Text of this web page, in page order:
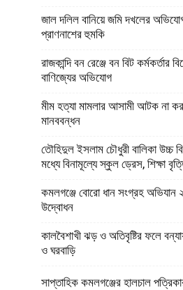
জাল দলিল বানিয়ে জমি দখলের
প্রাণনাশের হুমকি
রাজকান্দি বন রেঞ্জে বন বিট কর্মকর্তার
বাণিজ্যের অভিযোগ
মীম হত্যা মামলার আসামী আটক না
মানববন্ধন
তৌহিদুল ইসলাম চৌধুরী বালিকা উচ্চ
মধ্যে বিনামূল্যে স্কুল ড্রেস, শিক্ষা
কমলগঞ্জে বোরো ধান সংগ্রহ
উদ্বোধন
কালবৈশাখী ঝড় ও অতিবৃষ্টির ফলে
ও ঘরবাড়ি
সাপ্তাহিক কমলগঞ্জের হালচাল